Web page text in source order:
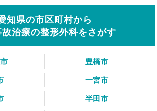
知県の市区町村から
治療の整形外科をさがす
豊橋市
一宮市
半田市